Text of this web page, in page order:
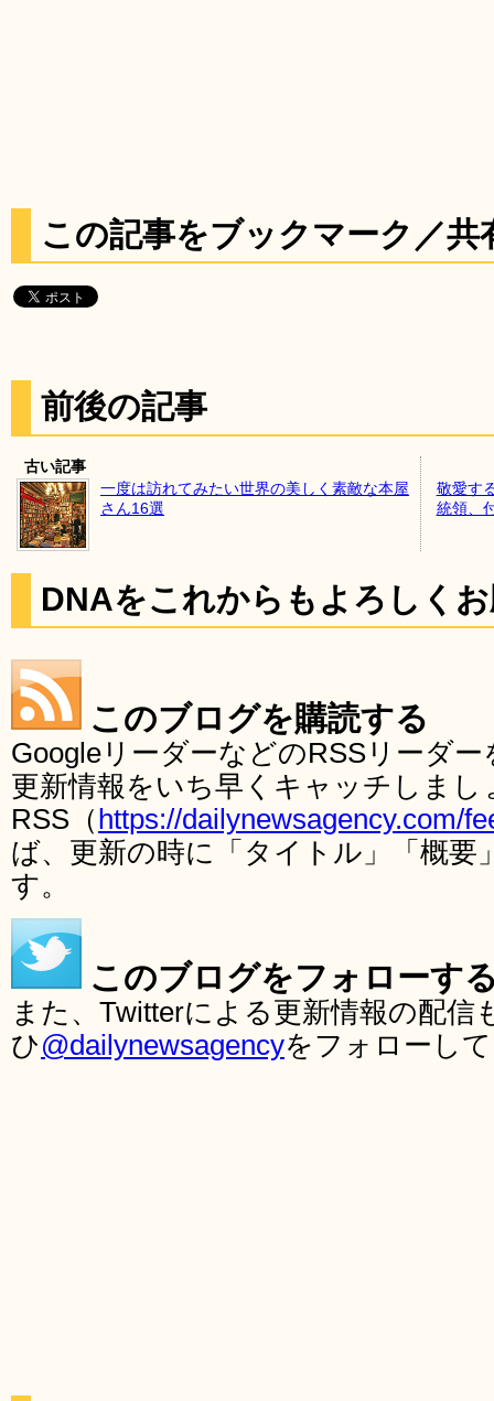
この記事をブックマーク／共
前後の記事
古い記事
一度は訪れてみたい世界の美しく素敵な本屋
さん16選
敬愛す
統領、
DNAをこれからもよろしく
このブログを購読する
GoogleリーダーなどのRSSリーダ
更新情報をいち早くキャッチしま
RSS（ https://dailynewsagency.com/
ば、更新の時に「タイトル」「概要
す。
このブログをフォローす
また、Twitterによる更新情報の配
ひ@dailynewsagencyをフォローし